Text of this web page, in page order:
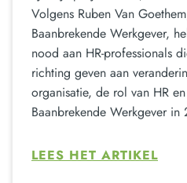
Volgens Ruben Van
Baanbrekende Werkgever,
nood aan HR-professionals
richting geven aan
organisatie, de rol van HR
Baanbrekende Werkgever
LEES HET ARTIKEL